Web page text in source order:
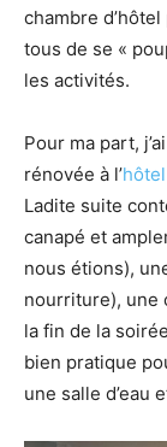
chambre
tous de se «
les activités.
Pour ma part,
rénovée à l’
Ladite suite
canapé et
nous étions),
nourriture), une
la fin de la
bien pratique
une salle d’eau